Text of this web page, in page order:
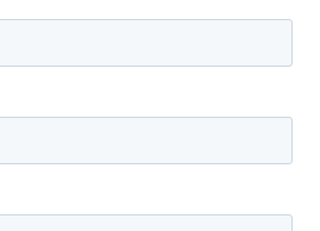
AVVISA ALLT
Cookie Policy